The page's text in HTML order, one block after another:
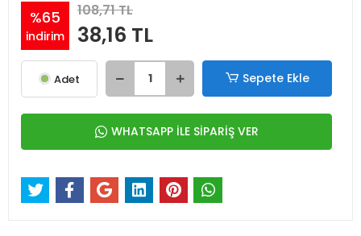
%65
indirim
108,71 TL
38,16 TL
Adet Sepete Ekle
WHATSAPP İLE SİPARİŞ VER